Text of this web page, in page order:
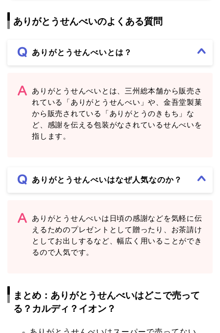
ありがとうせんべいのよくある質問
ありがとうせんべいとは？
ありがとうせんべいとは、三州総本舗から販売さ
れている「ありがとうせんべい」や、金吾堂製菓
から販売されている「ありがとうのきもち」な
ど、感謝を伝える包装がなされているせんべいを
指します。
ありがとうせんべいはなぜ人気なのか？
ありがとうせんべいは日頃の感謝などを気軽に伝
えるためのプレゼントとして贈ったり、お茶請け
としてお出しするなど、幅広く用いることができ
るので人気です。
まとめ：ありがとうせんべいはどこで売って
る？カルディ？イオン？